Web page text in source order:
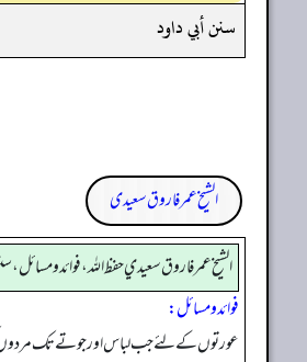
سنن أبي داود
الشیخ عمر فاروق سعیدی
الشيخ عمر فاروق سعيدي حفظ الله، فوائد و مسائل،
فوائد ومسائل:
عورتوں کے لئے جب لباس اور جوتے تک مردوں